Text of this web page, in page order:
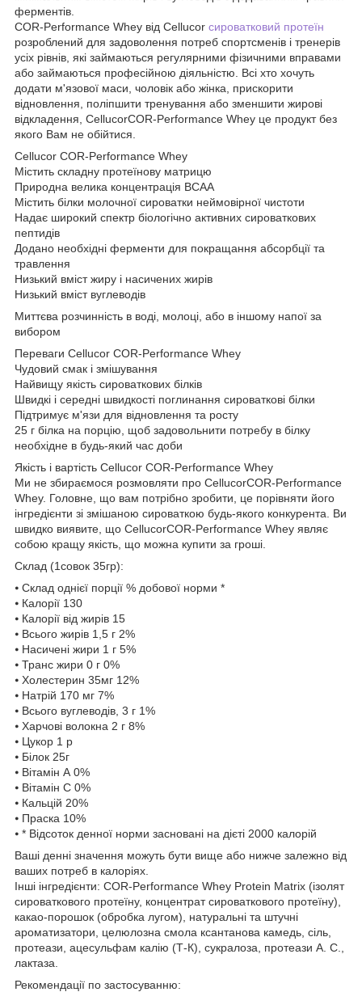
ферментів.
COR-Performance Whey від Cellucor сироватковий протеїн
розроблений для задоволення потреб спортсменів і тренерів
усіх рівнів, які займаються регулярними фізичними вправами
або займаються професійною діяльністю. Всі хто хочуть
додати м'язової маси, чоловік або жінка, прискорити
відновлення, поліпшити тренування або зменшити жирові
відкладення, CellucorCOR-Performance Whey це продукт без
якого Вам не обійтися.
Cellucor COR-Performance Whey
Містить складну протеїнову матрицю
Природна велика концентрація BCAA
Містить білки молочної сироватки неймовірної чистоти
Надає широкий спектр біологічно активних сироваткових
пептидів
Додано необхідні ферменти для покращання абсорбції та
травлення
Низький вміст жиру і насичених жирів
Низький вміст вуглеводів
Миттєва розчинність в воді, молоці, або в іншому напої за
вибором
Переваги Cellucor COR-Performance Whey
Чудовий смак і змішування
Найвищу якість сироваткових білків
Швидкі і середні швидкості поглинання сироваткові білки
Підтримує м'язи для відновлення та росту
25 г білка на порцію, щоб задовольнити потребу в білку
необхідне в будь-який час доби
Якість і вартість Cellucor COR-Performance Whey
Ми не збираємося розмовляти про CellucorCOR-Performance
Whey. Головне, що вам потрібно зробити, це порівняти його
інгредієнти зі змішаною сироваткою будь-якого конкурента. Ви
швидко виявите, що CellucorCOR-Performance Whey являє
собою кращу якість, що можна купити за гроші.
Склад (1совок 35гр):
⦁ Склад однієї порції % добової норми *
⦁ Калорії 130
⦁ Калорії від жирів 15
⦁ Всього жирів 1,5 г 2%
⦁ Насичені жири 1 г 5%
⦁ Транс жири 0 г 0%
⦁ Холестерин 35мг 12%
⦁ Натрій 170 мг 7%
⦁ Всього вуглеводів, 3 г 1%
⦁ Харчові волокна 2 г 8%
⦁ Цукор 1 р
⦁ Білок 25г
⦁ Вітамін А 0%
⦁ Вітамін С 0%
⦁ Кальцій 20%
⦁ Праска 10%
⦁ * Відсоток денної норми засновані на дієті 2000 калорій
Ваші денні значення можуть бути вище або нижче залежно від
ваших потреб в калоріях.
Інші інгредієнти: COR-Performance Whey Protein Matrix (ізолят
сироваткового протеїну, концентрат сироваткового протеїну),
какао-порошок (обробка лугом), натуральні та штучні
ароматизатори, целюлозна смола ксантанова камедь, сіль,
протеази, ацесульфам калію (Т-К), сукралоза, протеази А. С.,
лактаза.
Рекомендації по застосуванню: